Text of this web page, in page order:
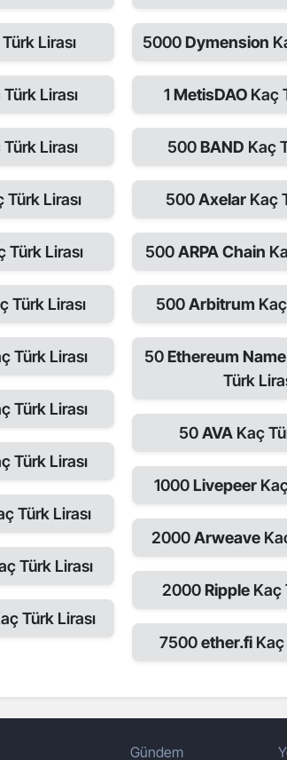
Lirası
Lirası
Lirası
Türk Lirası
Türk Lirası
Türk Lirası
Türk Lirası
Türk Lirası
Türk Lirası
Türk Lirası
Türk Lirası
Türk Lirası
5000Dymension
1MetisDAO Kaç
500BAND Kaç
500Axelar Kaç
500ARPA Chain
500Arbitrum
50Ethereum
Türk
50AVA Kaç
1000Livepeer
2000Arweave
2000Ripple Kaç
7500ether.fi Kaç
Gündem